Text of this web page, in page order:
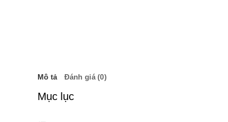
Mô tả Đánh giá (0)
Mục lục